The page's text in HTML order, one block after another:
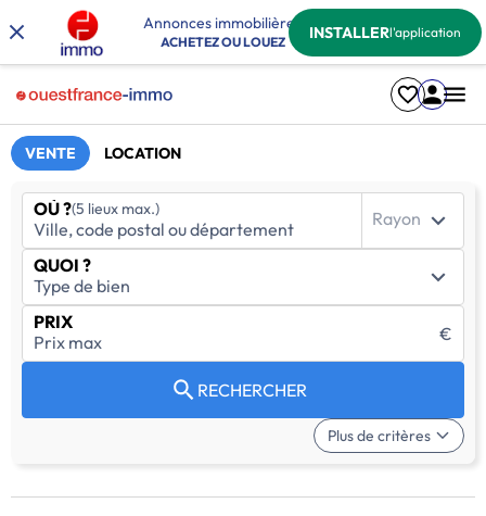
Annonces immobilières
ACHETEZ OU LOUEZ INSTALLERl'application
VENTE LOCATION
OÙ ?(5 lieux max.) Rayon
QUOI ?
PRIX
€
RECHERCHER
Plus de critères